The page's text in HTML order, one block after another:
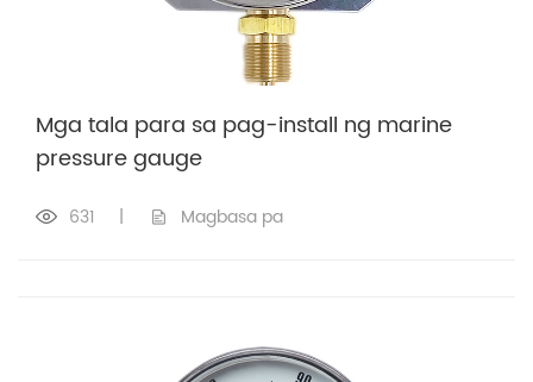
Mga tala para sa pag-install ng marine
pressure gauge
631 | Magbasa pa